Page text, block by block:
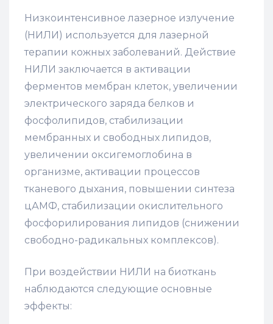
Низкоинтенсивное лазерное излучение
(НИЛИ) используется для лазерной
терапии кожных заболеваний. Действие
НИЛИ заключается в активации
ферментов мембран клеток, увеличении
электрического заряда белков и
фосфолипидов, стабилизации
мембранных и свободных липидов,
увеличении оксигемоглобина в
организме, активации процессов
тканевого дыхания, повышении синтеза
цАМФ, стабилизации окислительного
фосфорилирования липидов (снижении
свободно-радикальных комплексов).
При воздействии НИЛИ на биоткань
наблюдаются следующие основные
эффекты: